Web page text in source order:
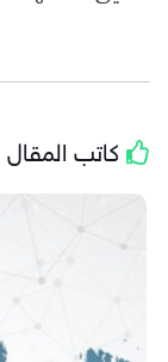
كاتب المقال